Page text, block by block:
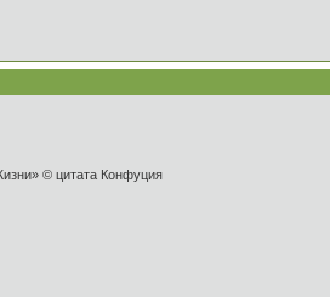
© цитата Конфуция